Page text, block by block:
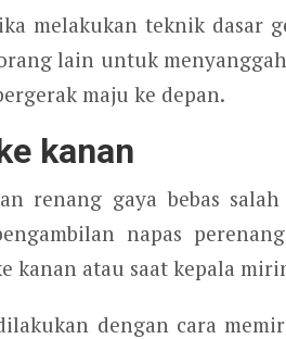
melakukan teknik dasar
lain untuk
maju ke depan.
kanan
renang gaya bebas salah
napas
kanan atau saat kepala
dengan cara